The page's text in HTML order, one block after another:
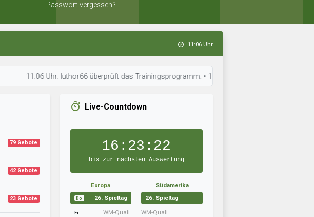
Passwort vergessen?
11:06 Uhr
11:06 Uhr: luthor66 überprüft das Trainingsprogramm. • 11:03 Uhr: Kristoffs Buam ist bereit für
79 Gebote
42 Gebote
23 Gebote
Live-Countdown
16:23:21
bis zur nächsten Auswertung
Europa
Do 26. Spieltag
Fr WM-Quali.
Südamerika
26. Spieltag
WM-Quali.